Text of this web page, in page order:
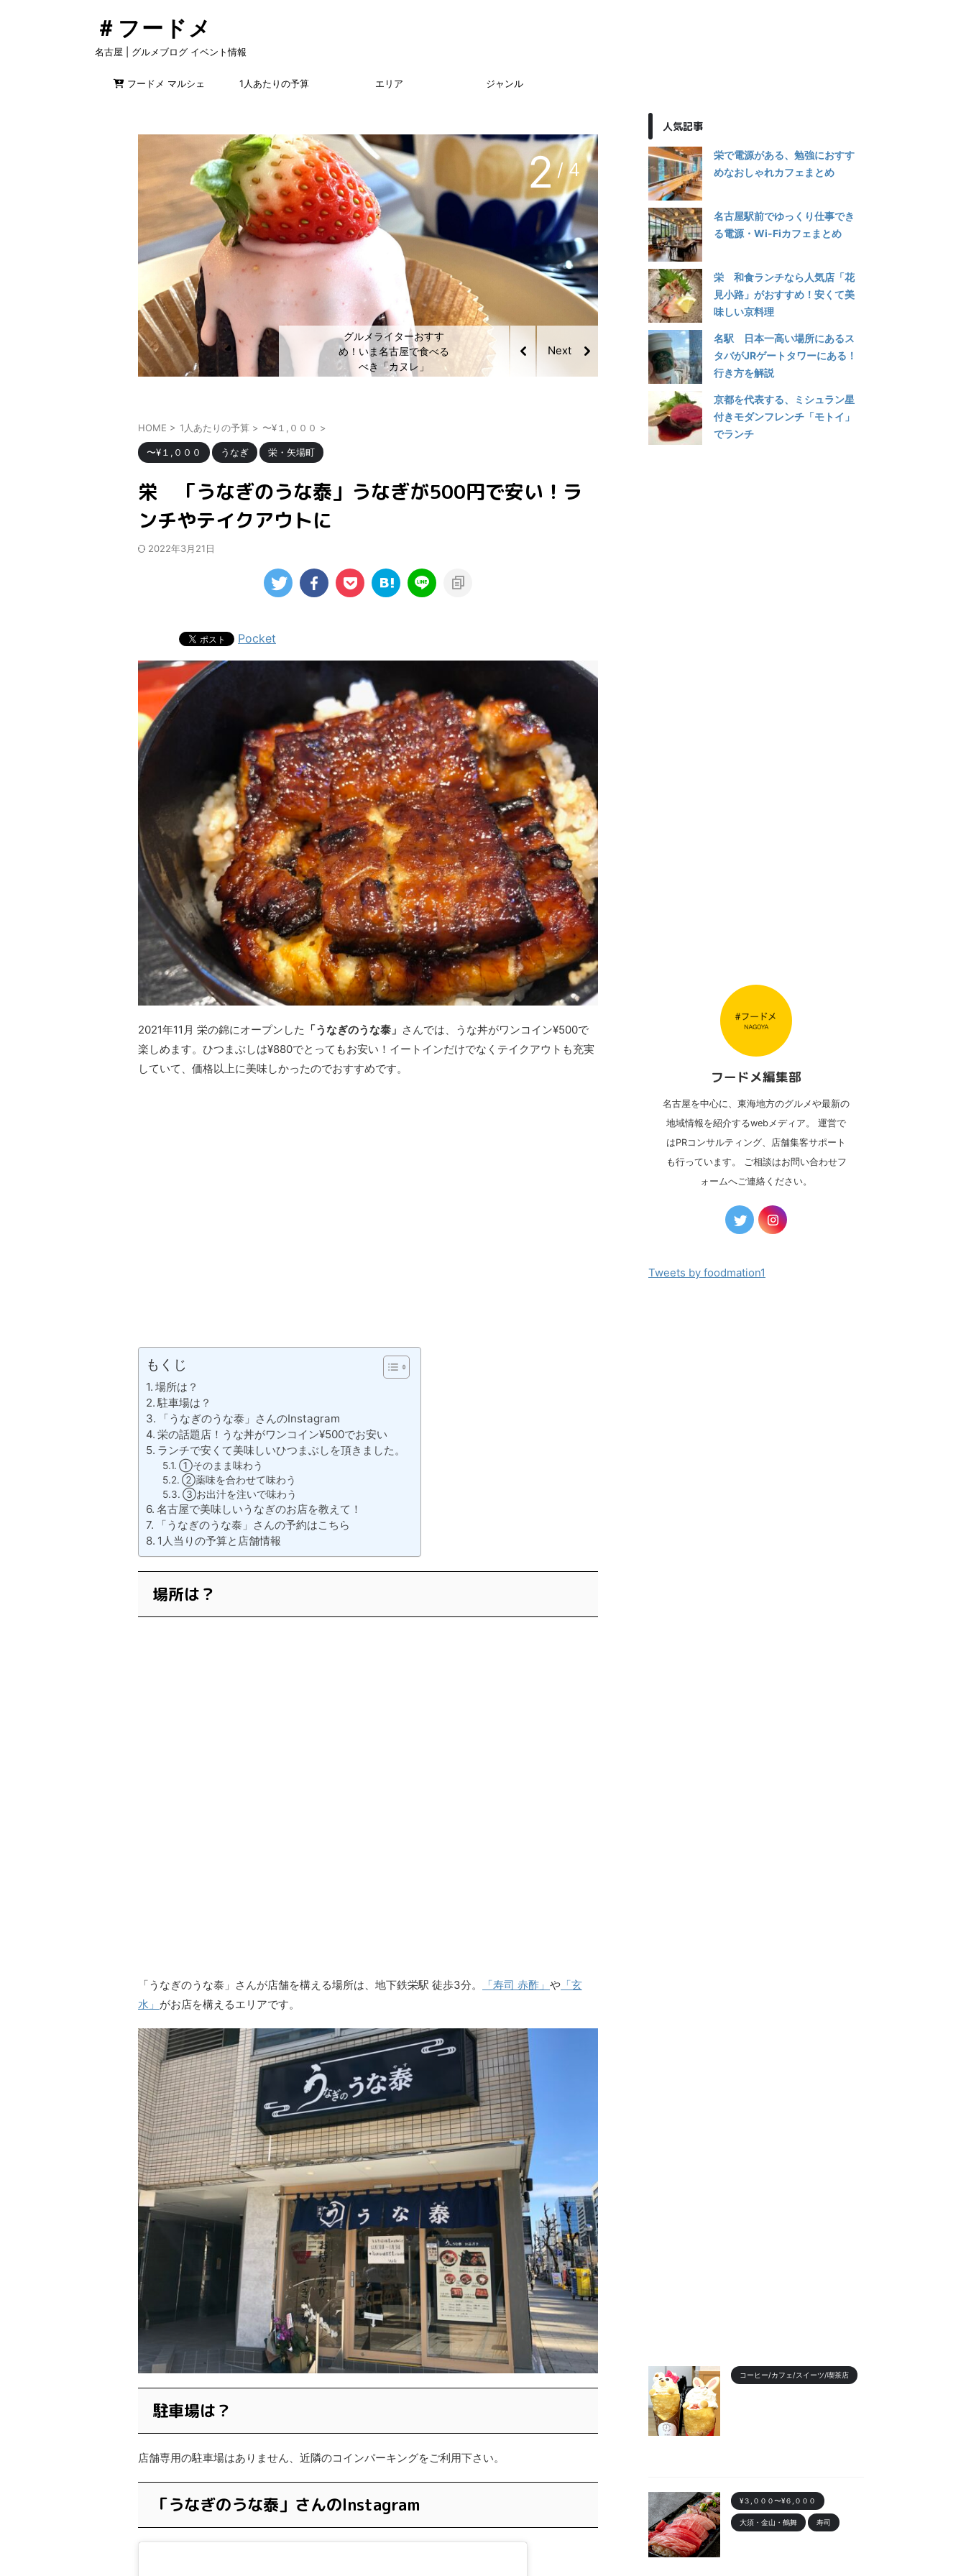
＃フードメ
名古屋 | グルメブログ イベント情報
フードメ マルシェ 1人あたりの予算 エリア ジャンル
2023年最新！名古屋の
おすすめクレープ特集
3/ 4
HOME > 1人あたりの予算 > 〜¥１,０００ >
〜¥１,０００ うなぎ 栄・矢場町
栄 「うなぎのうな泰」うなぎが500円で安い！ラ
ンチやテイクアウトに
2022年3月21日
Pocket
2021年11月 栄の錦にオープンした 「うなぎのうな泰」 さんでは、うな丼がワンコイン¥500で
楽しめます。ひつまぶしは¥880でとってもお安い！イートインだけでなくテイクアウトも充実
していて、価格以上に美味しかったのでおすすめです。
もくじ
場所は？
駐車場は？
「うなぎのうな泰」さんのInstagram
栄の話題店！うな丼がワンコイン¥500でお安い
ランチで安くて美味しいひつまぶしを頂きました。
①そのまま味わう
②薬味を合わせて味わう
③お出汁を注いで味わう
名古屋で美味しいうなぎのお店を教えて！
「うなぎのうな泰」さんの予約はこちら
1人当りの予算と店舗情報
場所は？
「うなぎのうな泰」さんが店舗を構える場所は、地下鉄栄駅 徒歩3分。 「寿司 赤酢」 や 「玄
水」 がお店を構えるエリアです。
駐車場は？
店舗専用の駐車場はありません、近隣のコインパーキングをご利用下さい。
「うなぎのうな泰」さんのInstagram
人気記事
栄で電源がある、勉強におすす
めなおしゃれカフェまとめ
名古屋駅前でゆっくり仕事でき
る電源・Wi-Fiカフェまとめ
栄 和食ランチなら人気店「花
見小路」がおすすめ！安くて美
味しい京料理
名駅 日本一高い場所にあるス
タバがJRゲートタワーにある！
行き方を解説
京都を代表する、ミシュラン星
付きモダンフレンチ「モトイ」
でランチ
フードメ編集部
名古屋を中心に、東海地方のグルメや最新の
地域情報を紹介するwebメディア。 運営で
はPRコンサルティング、店舗集客サポート
も行っています。 ご相談はお問い合わせフ
ォームへご連絡ください。
Tweets by foodmation1
コーヒー/カフェ/スイーツ/喫茶店
¥３,０００〜¥６,０００
大須・金山・鶴舞 寿司